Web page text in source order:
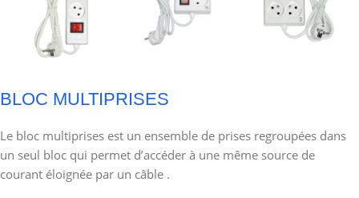
BLOC MULTIPRISES
Le bloc multiprises est un ensemble de prises regroupées dans
un seul bloc qui permet d’accéder à une même source de
courant éloignée par un câble .